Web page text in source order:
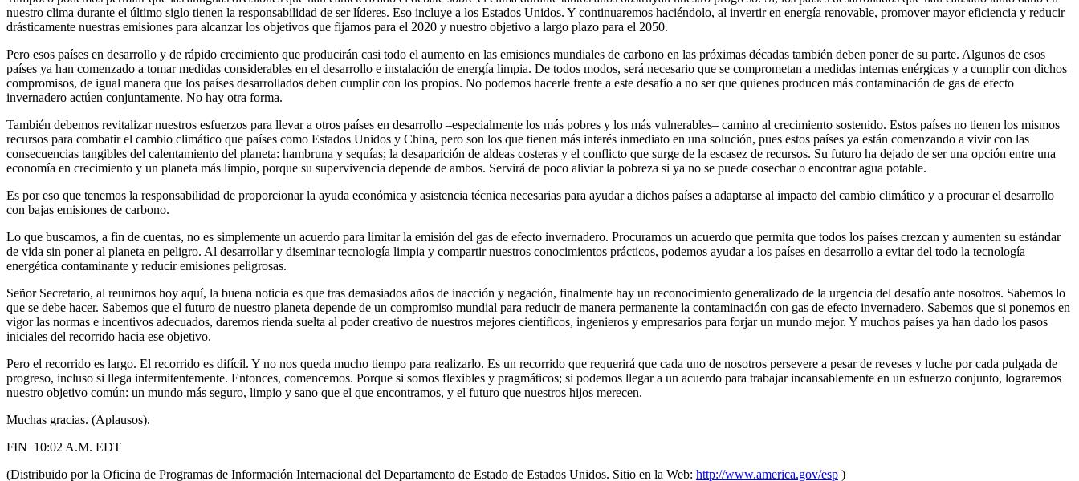
nuestro clima durante el último siglo tienen la responsabilidad de ser líderes. Eso incluye a los Estados Unidos. Y continuaremos haciéndolo, al invertir en energía renovable, promover mayor eficiencia y reducir
drásticamente nuestras emisiones para alcanzar los objetivos que fijamos para el 2020 y nuestro objetivo a largo plazo para el 2050.
Pero esos países en desarrollo y de rápido crecimiento que producirán casi todo el aumento en las emisiones mundiales de carbono en las próximas décadas también deben poner de su parte. Algunos de esos
países ya han comenzado a tomar medidas considerables en el desarrollo e instalación de energía limpia. De todos modos, será necesario que se comprometan a medidas internas enérgicas y a cumplir con dichos
compromisos, de igual manera que los países desarrollados deben cumplir con los propios. No podemos hacerle frente a este desafío a no ser que quienes producen más contaminación de gas de efecto
invernadero actúen conjuntamente. No hay otra forma.
También debemos revitalizar nuestros esfuerzos para llevar a otros países en desarrollo –especialmente los más pobres y los más vulnerables– camino al crecimiento sostenido. Estos países no tienen los mismos
recursos para combatir el cambio climático que países como Estados Unidos y China, pero son los que tienen más interés inmediato en una solución, pues estos países ya están comenzando a vivir con las
consecuencias tangibles del calentamiento del planeta: hambruna y sequías; la desaparición de aldeas costeras y el conflicto que surge de la escasez de recursos. Su futuro ha dejado de ser una opción entre una
economía en crecimiento y un planeta más limpio, porque su supervivencia depende de ambos. Servirá de poco aliviar la pobreza si ya no se puede cosechar o encontrar agua potable.
Es por eso que tenemos la responsabilidad de proporcionar la ayuda económica y asistencia técnica necesarias para ayudar a dichos países a adaptarse al impacto del cambio climático y a procurar el desarrollo
con bajas emisiones de carbono.
Lo que buscamos, a fin de cuentas, no es simplemente un acuerdo para limitar la emisión del gas de efecto invernadero. Procuramos un acuerdo que permita que todos los países crezcan y aumenten su estándar
de vida sin poner al planeta en peligro. Al desarrollar y diseminar tecnología limpia y compartir nuestros conocimientos prácticos, podemos ayudar a los países en desarrollo a evitar del todo la tecnología
energética contaminante y reducir emisiones peligrosas.
Señor Secretario, al reunirnos hoy aquí, la buena noticia es que tras demasiados años de inacción y negación, finalmente hay un reconocimiento generalizado de la urgencia del desafío ante nosotros. Sabemos lo
que se debe hacer. Sabemos que el futuro de nuestro planeta depende de un compromiso mundial para reducir de manera permanente la contaminación con gas de efecto invernadero. Sabemos que si ponemos en
vigor las normas e incentivos adecuados, daremos rienda suelta al poder creativo de nuestros mejores científicos, ingenieros y empresarios para forjar un mundo mejor. Y muchos países ya han dado los pasos
iniciales del recorrido hacia ese objetivo.
Pero el recorrido es largo. El recorrido es difícil. Y no nos queda mucho tiempo para realizarlo. Es un recorrido que requerirá que cada uno de nosotros persevere a pesar de reveses y luche por cada pulgada de
progreso, incluso si llega intermitentemente. Entonces, comencemos. Porque si somos flexibles y pragmáticos; si podemos llegar a un acuerdo para trabajar incansablemente en un esfuerzo conjunto, lograremos
nuestro objetivo común: un mundo más seguro, limpio y sano que el que encontramos, y el futuro que nuestros hijos merecen.
Muchas gracias. (Aplausos).
FIN 10:02 A.M. EDT
(Distribuido por la Oficina de Programas de Información Internacional del Departamento de Estado de Estados Unidos. Sitio en la Web: http://www.america.gov/esp )